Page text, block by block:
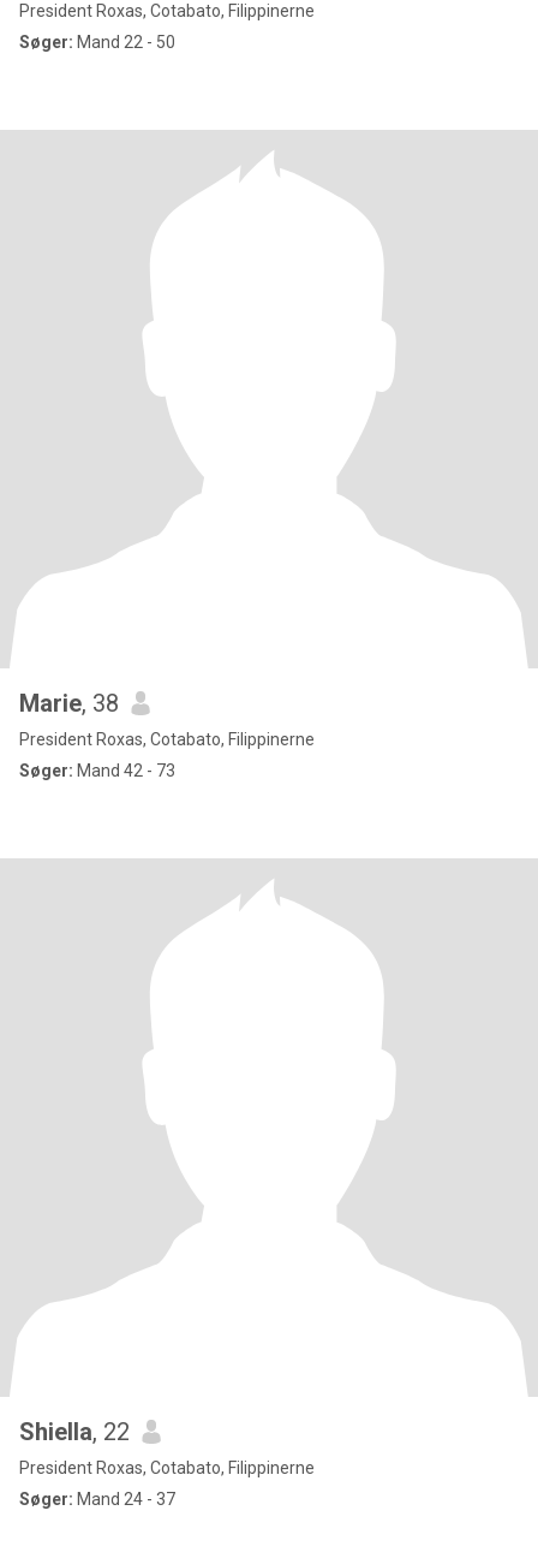
President Roxas, Cotabato, Filippinerne
Søger: Mand 22 - 50
Marie, 38
President Roxas, Cotabato, Filippinerne
Søger: Mand 42 - 73
Shiella, 22
President Roxas, Cotabato, Filippinerne
Søger: Mand 24 - 37